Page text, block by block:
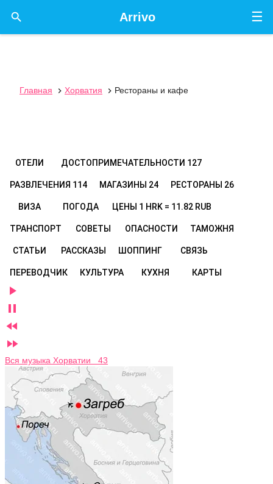
☰
Arrivo

Главная  Хорватия  Рестораны и кафе
ОТЕЛИ ДОСТОПРИМЕЧАТЕЛЬНОСТИ 127
РАЗВЛЕЧЕНИЯ 114 МАГАЗИНЫ 24 РЕСТОРАНЫ 26
ВИЗА ПОГОДА ЦЕНЫ 1 HRK = 11.82 RUB
ТРАНСПОРТ СОВЕТЫ ОПАСНОСТИ ТАМОЖНЯ
СТАТЬИ РАССКАЗЫ ШОППИНГ СВЯЗЬ
ПЕРЕВОДЧИК КУЛЬТУРА КУХНЯ КАРТЫ




Вся музыка Хорватии 43